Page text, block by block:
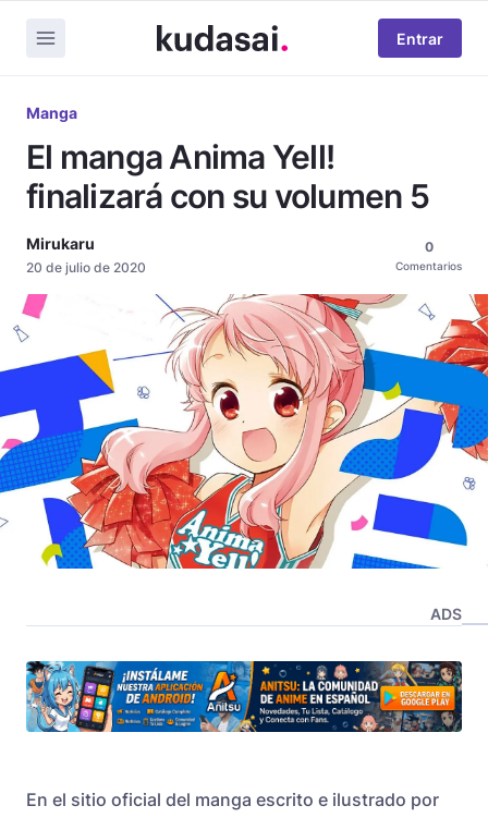
Entrar
Manga
El manga Anima Yell!
finalizará con su volumen 5
Mirukaru
20 de julio de 2020
0
Comentarios
ADS
En el sitio oficial del manga escrito e ilustrado por